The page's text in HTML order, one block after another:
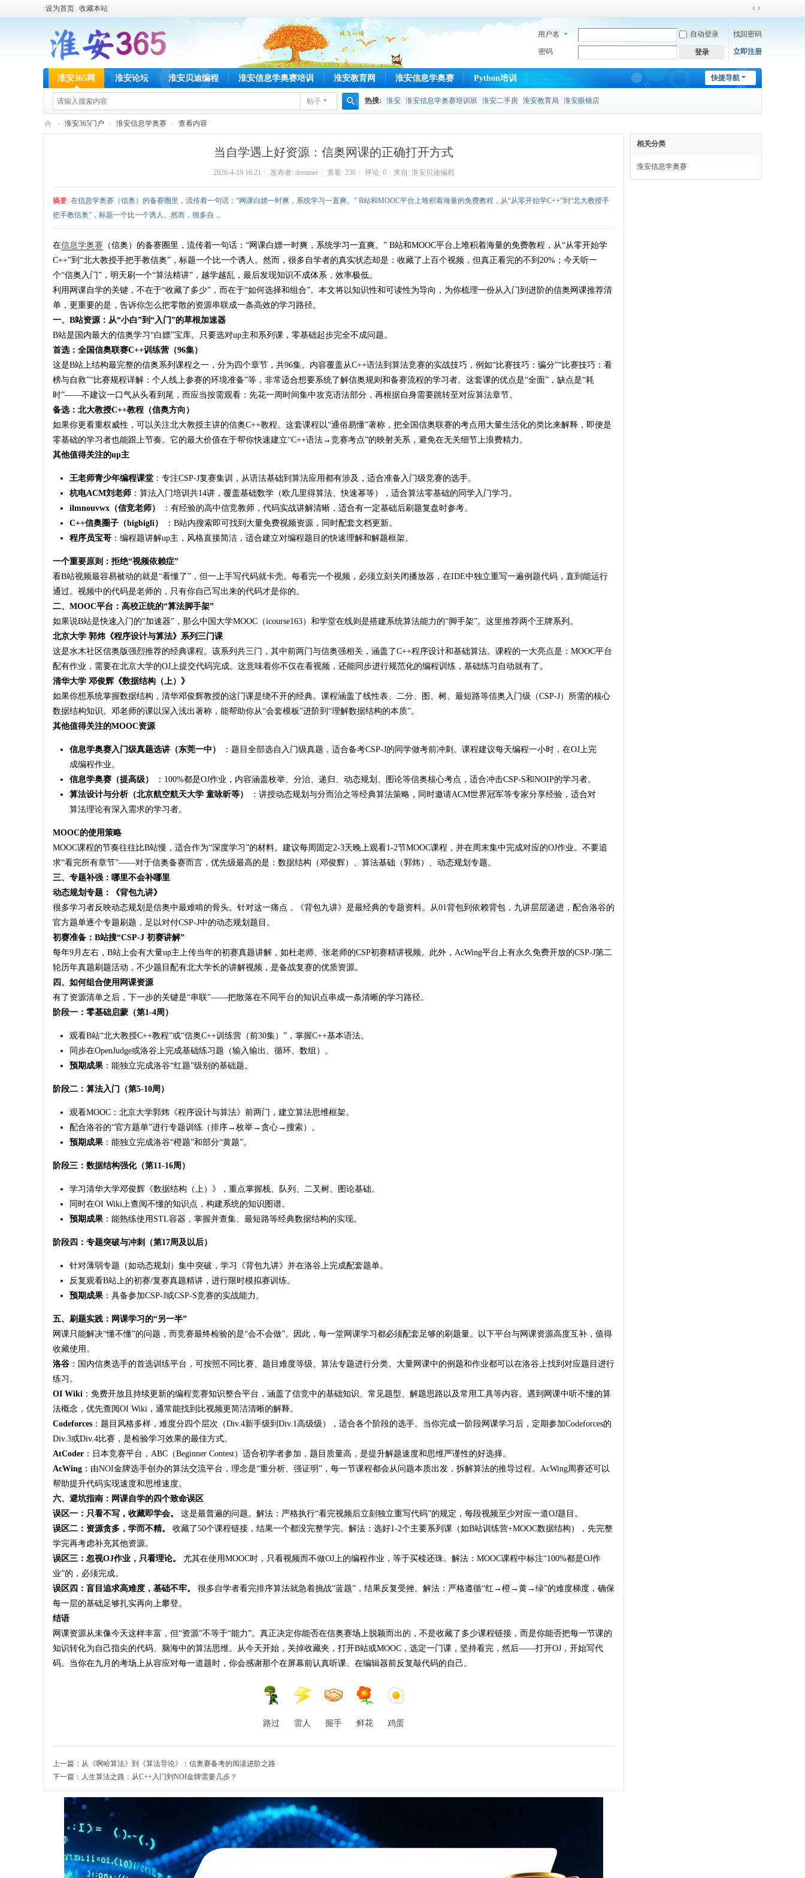
设为首页 收藏本站
切
换
到
宽
用户名 自动登录 找回密码
密码 登录 立即注册
快捷导航
淮安365网 淮安论坛 淮安贝迪编程 淮安信息学奥赛培训 淮安教育网 淮安信息学奥赛 Python培训
帖子
索
热搜: 淮安 淮安信息学奥赛培训班 淮安二手房 淮安教育局 淮安眼镜店
› 淮安365门户 › 淮安信息学奥赛 › 查看内容
当自学遇上好资源：信奥网课的正确打开方式
2026-4-19 16:21 发布者: dreamer 查看: 236 评论: 0 来自: 淮安贝迪编程
摘要: 在信息学奥赛（信奥）的备赛圈里，流传着一句话：“网课白嫖一时爽，系统学习一直爽。” B站和MOOC平台上堆积着海量的免费教程，从“从零开始学C++”到“北大教授手
把手教信奥”，标题一个比一个诱人。然而，很多自 ...
在信息学奥赛 （信奥）的备赛圈里，流传着一句话：“网课白嫖一时爽，系统学习一直爽。” B站和MOOC平台上堆积着海量的免费教程，从“从零开始学
C++”到“北大教授手把手教信奥”，标题一个比一个诱人。然而，很多自学者的真实状态却是：收藏了上百个视频，但真正看完的不到20%；今天听一
个“信奥入门”，明天刷一个“算法精讲”，越学越乱，最后发现知识不成体系，效率极低。
利用网课自学的关键，不在于“收藏了多少”，而在于“如何选择和组合”。本文将以知识性和可读性为导向，为你梳理一份从入门到进阶的信奥网课推荐清
单，更重要的是，告诉你怎么把零散的资源串联成一条高效的学习路径。
一、B站资源：从“小白”到“入门”的草根加速器
B站是国内最大的信奥学习“白嫖”宝库。只要选对up主和系列课，零基础起步完全不成问题。
首选：全国信奥联赛C++训练营（96集）
这是B站上结构最完整的信奥系列课程之一，分为四个章节，共96集。内容覆盖从C++语法到算法竞赛的实战技巧，例如“比赛技巧：骗分”“比赛技巧：看
榜与自救”“比赛规程详解：个人线上参赛的环境准备”等，非常适合想要系统了解信奥规则和备赛流程的学习者。这套课的优点是“全面”，缺点是“耗
时”——不建议一口气从头看到尾，而应当按需观看：先花一周时间集中攻克语法部分，再根据自身需要跳转至对应算法章节。
备选：北大教授C++教程（信奥方向）
如果你更看重权威性，可以关注北大教授主讲的信奥C++教程。这套课程以“通俗易懂”著称，把全国信奥联赛的考点用大量生活化的类比来解释，即便是
零基础的学习者也能跟上节奏。它的最大价值在于帮你快速建立“C++语法→竞赛考点”的映射关系，避免在无关细节上浪费精力。
其他值得关注的up主
王老师青少年编程课堂 ：专注CSP-J复赛集训，从语法基础到算法应用都有涉及，适合准备入门级竞赛的选手。
杭电ACM刘老师 ：算法入门培训共14讲，覆盖基础数学（欧几里得算法、快速幂等），适合算法零基础的同学入门学习 。
ilmnouvwx（信竞老师）
：有经验的高中信竞教师，代码实战讲解清晰，适合有一定基础后刷题复盘时参考。
C++信奥圈子（bigbigli）
：B站内搜索即可找到大量免费视频资源，同时配套文档更新。
程序员宝哥 ：编程题讲解up主，风格直接简洁，适合建立对编程题目的快速理解和解题框架。
一个重要原则：拒绝“视频依赖症”
看B站视频最容易被动的就是“看懂了”，但一上手写代码就卡壳。每看完一个视频，必须立刻关闭播放器，在IDE中独立重写一遍例题代码，直到能运行
通过。视频中的代码是老师的，只有你自己写出来的代码才是你的。
二、MOOC平台：高校正统的“算法脚手架”
如果说B站是快速入门的“加速器”，那么中国大学MOOC（icourse163）和学堂在线则是搭建系统算法能力的“脚手架”。这里推荐两个王牌系列。
北京大学 郭炜《程序设计与算法》系列三门课
这是水木社区信奥版强烈推荐的经典课程。该系列共三门，其中前两门与信奥强相关，涵盖了C++程序设计和基础算法。课程的一大亮点是：MOOC平台
配有作业，需要在北京大学的OJ上提交代码完成。这意味着你不仅在看视频，还能同步进行规范化的编程训练，基础练习自动就有了 。
清华大学 邓俊辉《数据结构（上）》
如果你想系统掌握数据结构，清华邓俊辉教授的这门课是绕不开的经典。课程涵盖了线性表、二分、图、树、最短路等信奥入门级（CSP-J）所需的核心
数据结构知识。邓老师的课以深入浅出著称，能帮助你从“会套模板”进阶到“理解数据结构的本质”。
其他值得关注的MOOC资源
信息学奥赛入门级真题选讲（东莞一中） ：题目全部选自入门级真题，适合备考CSP-J的同学做考前冲刺 。课程建议每天编程一小时，在OJ上完
成编程作业。
信息学奥赛（提高级）
：100%都是OJ作业，内容涵盖枚举、分治、递归、动态规划、图论等信奥核心考点，适合冲击CSP-S和NOIP的学习者。
算法设计与分析（北京航空航天大学 童咏昕等）
：讲授动态规划与分而治之等经典算法策略，同时邀请ACM世界冠军等专家分享经验，适合对
算法理论有深入需求的学习者。
MOOC的使用策略
MOOC课程的节奏往往比B站慢，适合作为“深度学习”的材料。建议每周固定2-3天晚上观看1-2节MOOC课程，并在周末集中完成对应的OJ作业。不要追
求“看完所有章节”——对于信奥备赛而言，优先级最高的是：数据结构（邓俊辉）、算法基础（郭炜）、动态规划专题。
三、专题补强：哪里不会补哪里
动态规划专题：《背包九讲》
很多学习者反映动态规划是信奥中最难啃的骨头。针对这一痛点，《背包九讲》是最经典的专题资料。从01背包到依赖背包，九讲层层递进，配合洛谷的
官方题单逐个专题刷题，足以对付CSP-J中的动态规划题目 。
初赛准备：B站搜“CSP-J 初赛讲解”
每年9月左右，B站上会有大量up主上传当年的初赛真题讲解，如杜老师、张老师的CSP初赛精讲视频。此外，AcWing平台上有永久免费开放的CSP-J第二
轮历年真题刷题活动，不少题目配有北大学长的讲解视频，是备战复赛的优质资源。
四、如何组合使用网课资源
有了资源清单之后，下一步的关键是“串联”——把散落在不同平台的知识点串成一条清晰的学习路径。
阶段一：零基础启蒙（第1-4周）
观看B站“北大教授C++教程”或“信奥C++训练营（前30集）”，掌握C++基本语法。
同步在OpenJudge或洛谷上完成基础练习题（输入输出、循环、数组）。
预期成果 ：能独立完成洛谷“红题”级别的基础题。
阶段二：算法入门（第5-10周）
观看MOOC：北京大学郭炜《程序设计与算法》前两门，建立算法思维框架。
配合洛谷的“官方题单”进行专题训练（排序→枚举→贪心→搜索）。
预期成果 ：能独立完成洛谷“橙题”和部分“黄题”。
阶段三：数据结构强化（第11-16周）
学习清华大学邓俊辉《数据结构（上）》，重点掌握栈、队列、二叉树、图论基础。
同时在OI Wiki上查阅不懂的知识点，构建系统的知识图谱。
预期成果 ：能熟练使用STL容器，掌握并查集、最短路等经典数据结构的实现。
阶段四：专题突破与冲刺（第17周及以后）
针对薄弱专题（如动态规划）集中突破，学习《背包九讲》并在洛谷上完成配套题单。
反复观看B站上的初赛/复赛真题精讲，进行限时模拟赛训练。
预期成果 ：具备参加CSP-J或CSP-S竞赛的实战能力。
五、刷题实践：网课学习的“另一半”
网课只能解决“懂不懂”的问题，而竞赛最终检验的是“会不会做”。因此，每一堂网课学习都必须配套足够的刷题量。以下平台与网课资源高度互补，值得
收藏使用。
洛谷 ：国内信奥选手的首选训练平台，可按照不同比赛、题目难度等级、算法专题进行分类。大量网课中的例题和作业都可以在洛谷上找到对应题目进行
练习 。
OI Wiki ：免费开放且持续更新的编程竞赛知识整合平台，涵盖了信竞中的基础知识、常见题型、解题思路以及常用工具等内容。遇到网课中听不懂的算
法概念，优先查阅OI Wiki，通常能找到比视频更简洁清晰的解释。
Codeforces ：题目风格多样，难度分四个层次（Div.4新手级到Div.1高级级），适合各个阶段的选手。当你完成一阶段网课学习后，定期参加Codeforces的
Div.3或Div.4比赛，是检验学习效果的最佳方式。
AtCoder ：日本竞赛平台，ABC（Beginner Contest）适合初学者参加，题目质量高，是提升解题速度和思维严谨性的好选择。
AcWing ：由NOI金牌选手创办的算法交流平台，理念是“重分析、强证明”，每一节课程都会从问题本质出发，拆解算法的推导过程。AcWing周赛还可以
帮助提升代码实现速度和思维速度。
六、避坑指南：网课自学的四个致命误区
误区一：只看不写，收藏即学会。
这是最普遍的问题。解法：严格执行“看完视频后立刻独立重写代码”的规定，每段视频至少对应一道OJ题目。
误区二：资源贪多，学而不精。
收藏了50个课程链接，结果一个都没完整学完。解法：选好1-2个主要系列课（如B站训练营+MOOC数据结构），先完整
学完再考虑补充其他资源。
误区三：忽视OJ作业，只看理论。
尤其在使用MOOC时，只看视频而不做OJ上的编程作业，等于买椟还珠。解法：MOOC课程中标注“100%都是OJ作
业”的，必须完成。
误区四：盲目追求高难度，基础不牢。
很多自学者看完排序算法就急着挑战“蓝题”，结果反复受挫。解法：严格遵循“红→橙→黄→绿”的难度梯度，确保
每一层的基础足够扎实再向上攀登。
结语
网课资源从未像今天这样丰富，但“资源”不等于“能力”。真正决定你能否在信奥赛场上脱颖而出的，不是收藏了多少课程链接，而是你能否把每一节课的
知识转化为自己指尖的代码、脑海中的算法思维。从今天开始，关掉收藏夹，打开B站或MOOC，选定一门课，坚持看完，然后——打开OJ，开始写代
码。当你在九月的考场上从容应对每一道题时，你会感谢那个在屏幕前认真听课、在编辑器前反复敲代码的自己。
路过 雷人 握手 鲜花 鸡蛋
上一篇： 从《啊哈算法》到《算法导论》：信奥赛备考的阅读进阶之路
下一篇： 人生算法之路：从C++入门到NOI金牌需要几步？
相关分类
淮安信息学奥赛